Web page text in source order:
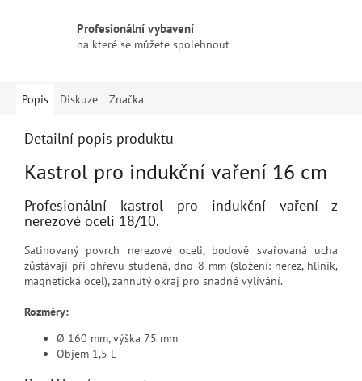
Profesionální vybavení
na které se můžete spolehnout
Popis Diskuze Značka
Detailní popis produktu
Kastrol pro indukční vaření 16 cm
Profesionální kastrol pro indukční vaření z
nerezové oceli 18/10.
Satinovaný povrch nerezové oceli, bodově svařovaná ucha
zůstávají při ohřevu studená, dno 8 mm (složení: nerez, hliník,
magnetická ocel), zahnutý okraj pro snadné vylívání.
Rozměry:
Ø 160 mm, výška 75 mm
Objem 1,5 L